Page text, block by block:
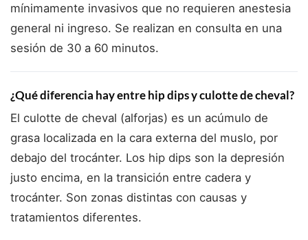
mínimamente invasivos que no requieren anestesia
general ni ingreso. Se realizan en consulta en una
sesión de 30 a 60 minutos.
¿Qué diferencia hay entre hip dips y culotte de cheval?
El culotte de cheval (alforjas) es un acúmulo de
grasa localizada en la cara externa del muslo, por
debajo del trocánter. Los hip dips son la depresión
justo encima, en la transición entre cadera y
trocánter. Son zonas distintas con causas y
tratamientos diferentes.